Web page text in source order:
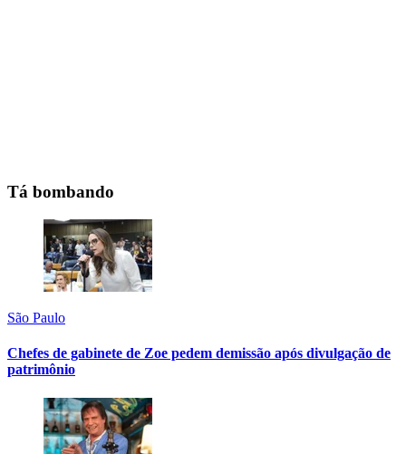
Tá bombando
São Paulo
Chefes de gabinete de Zoe pedem demissão após divulgação de
patrimônio